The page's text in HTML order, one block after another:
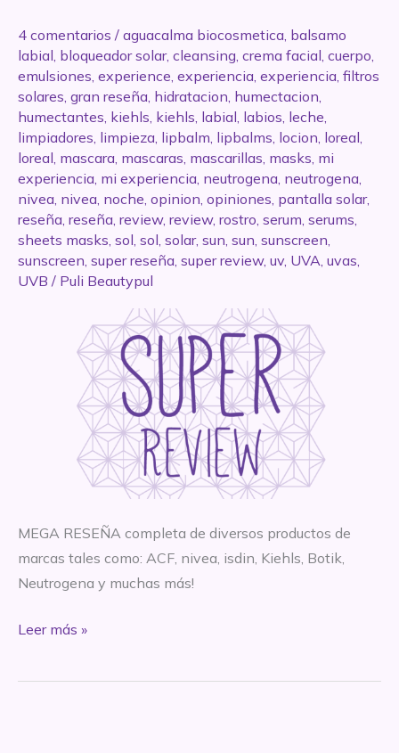
4 comentarios / aguacalma biocosmetica balsamo
labial bloqueador solar, cleansing crema facial cuerpo
emulsiones experience experiencia experiencia filtros
solares gran reseña hidratacion humectacion
humectantes kiehls kiehls labial labios leche
limpiadores limpieza lipbalm lipbalms locion loreal
loreal mascara mascaras mascarillas masks mi
experiencia mi experiencia neutrogena neutrogena
nivea nivea noche opinion opiniones pantalla solar,
reseña reseña review, review, rostro serum serums
sheets masks sol sol solar, sun sun sunscreen
sunscreen super reseña super review, uv UVA uvas
UVB / Puli Beautypul
MEGA RESEÑA completa de diversos productos de
marcas tales como: ACF, nivea, isdin, Kiehls, Botik,
Neutrogena y muchas más!
SUPER
RESEÑA
Leer más »